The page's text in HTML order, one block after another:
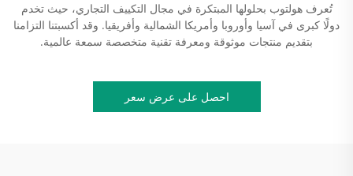
تُعرف هولتوب بحلولها المبتكرة في مجال التكييف التجاري، حيث تخدم
دولًا كبرى في آسيا وأوروبا وأمريكا الشمالية وأفريقيا. وقد أكسبتنا التزامنا
بتقديم منتجات موثوقة ومعرفة تقنية متخصصة سمعة عالمية.
احصل على عرض سعر